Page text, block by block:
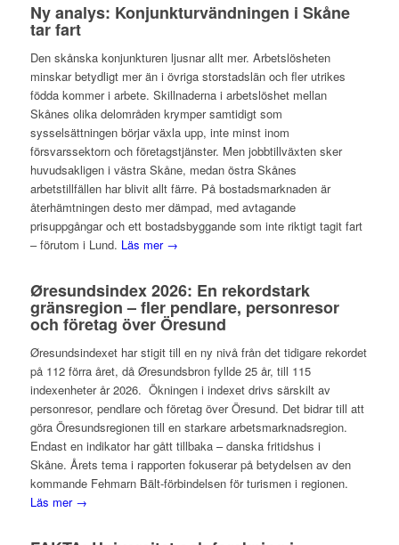
Ny analys: Konjunkturvändningen i Skåne
tar fart
Den skånska konjunkturen ljusnar allt mer. Arbetslösheten
minskar betydligt mer än i övriga storstadslän och fler utrikes
födda kommer i arbete. Skillnaderna i arbetslöshet mellan
Skånes olika delområden krymper samtidigt som
sysselsättningen börjar växla upp, inte minst inom
försvarssektorn och företagstjänster. Men jobbtillväxten sker
huvudsakligen i västra Skåne, medan östra Skånes
arbetstillfällen har blivit allt färre. På bostadsmarknaden är
återhämtningen desto mer dämpad, med avtagande
prisuppgångar och ett bostadsbyggande som inte riktigt tagit fart
– förutom i Lund. Läs mer →
Øresundsindex 2026: En rekordstark
gränsregion – fler pendlare, personresor
och företag över Öresund
Øresundsindexet har stigit till en ny nivå från det tidigare rekordet
på 112 förra året, då Øresundsbron fyllde 25 år, till 115
indexenheter år 2026. Ökningen i indexet drivs särskilt av
personresor, pendlare och företag över Öresund. Det bidrar till att
göra Öresundsregionen till en starkare arbetsmarknadsregion.
Endast en indikator har gått tillbaka – danska fritidshus i
Skåne. Årets tema i rapporten fokuserar på betydelsen av den
kommande Fehmarn Bält-förbindelsen för turismen i regionen.
Läs mer →